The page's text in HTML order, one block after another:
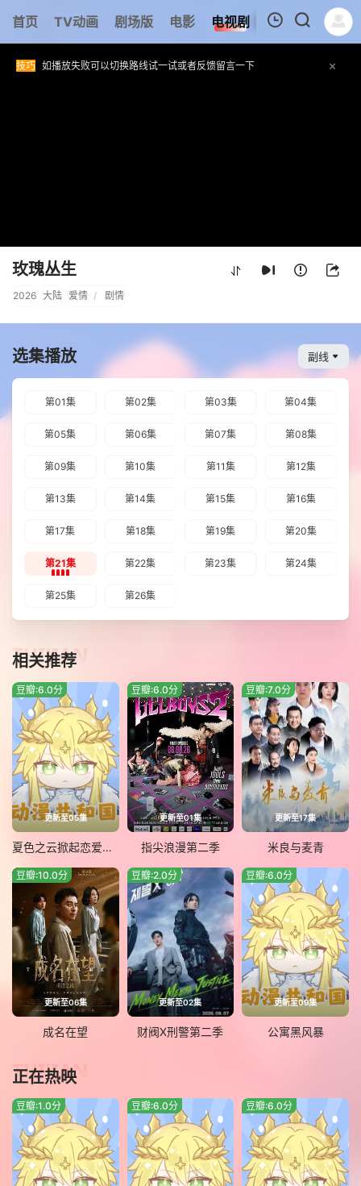
首页 TV动画 剧场版 电影 电视剧 短剧 追剧周表
我的观影记录
技巧 如播放失败可以切换路线试一试或者反馈留言一下
玫瑰丛生
2026 大陆 爱情 / 剧情
选集播放 副线
第01集 第02集 第03集 第04集
第05集 第06集 第07集 第08集
第09集 第10集 第11集 第12集
第13集 第14集 第15集 第16集
第17集 第18集 第19集 第20集
第21集 第22集 第23集 第24集
第25集 第26集
相关推荐
TUIJIAN
更新至05集
豆瓣:6.0分
夏色之云掀起恋爱与风暴
更新至01集
豆瓣:6.0分
指尖浪漫第二季
更新至17集
豆瓣:7.0分
米良与麦青
更新至06集
豆瓣:10.0分
成名在望
更新至02集
豆瓣:2.0分
财阀X刑警第二季
更新至09集
豆瓣:6.0分
公寓黑风暴
正在热映
TUIJIAN
豆瓣:1.0分 豆瓣:6.0分 豆瓣:6.0分